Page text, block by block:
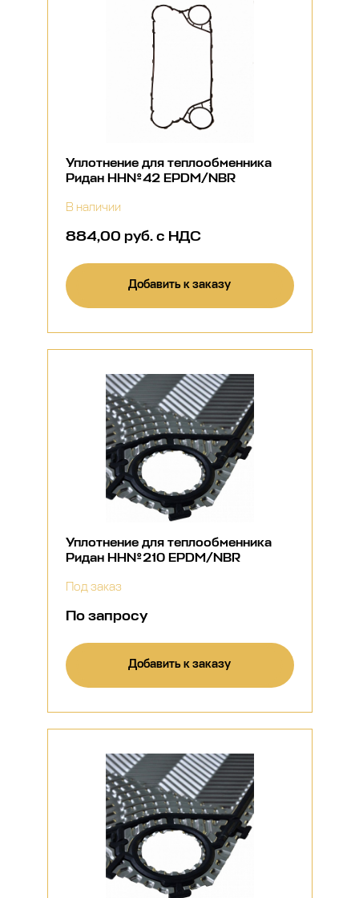
Уплотнение для теплообменника
Ридан НН№42 EPDM/NBR
В наличии
884,00 руб. с НДС
Добавить к заказу
Уплотнение для теплообменника
Ридан НН№210 EPDM/NBR
Под заказ
По запросу
Добавить к заказу